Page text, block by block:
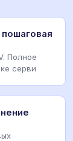
пошаговая
Полное
серви